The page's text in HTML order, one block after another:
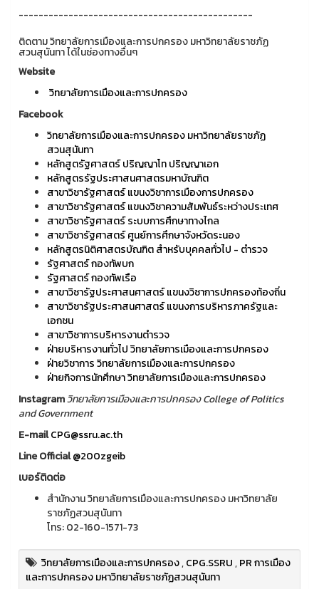
-----------------------------------------------
ติดตาม วิทยาลัยการเมืองและการปกครอง มหาวิทยาลัยราชภัฏ
สวนสุนันทา ได้ในช่องทางอื่นๆ
Website
วิทยาลัยการเมืองและการปกครอง
Facebook
วิทยาลัยการเมืองและการปกครอง มหาวิทยาลัยราชภัฏ
สวนสุนันทา
หลักสูตรัฐศาสตร์ ปริญญาโท ปริญญาเอก
หลักสูตรรัฐประศาสนศาสตรมหาบัณฑิต
สาขาวิชารัฐศาสตร์ แขนงวิชาการเมืองการปกครอง
สาขาวิชารัฐศาสตร์ แขนงวิชาความสัมพันธ์ระหว่างประเทศ
สาขาวิชารัฐศาสตร์ ระบบการศึกษาทางไกล
สาขาวิชารัฐศาสตร์ ศูนย์การศึกษาจังหวัดระนอง
หลักสูตรนิติศาสตรบัณฑิต สำหรับบุคคลทั่วไป - ตำรวจ
รัฐศาสตร์ กองทัพบก
รัฐศาสตร์ กองทัพเรือ
สาขาวิชารัฐประศาสนศาสตร์ แขนงวิชาการปกครองท้องถิ่น
สาขาวิชารัฐประศาสนศาสตร์ แขนงการบริหารภาครัฐและ
เอกชน
สาขาวิชาการบริหารงานตำรวจ
ฝ่ายบริหารงานทั่วไป วิทยาลัยการเมืองและการปกครอง
ฝ่ายวิชาการ วิทยาลัยการเมืองและการปกครอง
ฝ่ายกิจการนักศึกษา วิทยาลัยการเมืองและการปกครอง
Instagramวิทยาลัยการเมืองและการปกครอง College of Politics
and Government
E-mailCPG@ssru.ac.th
Line Official@200zgeib
เบอร์ติดต่อ
สำนักงาน วิทยาลัยการเมืองและการปกครอง มหาวิทยาลัย
ราชภัฏสวนสุนันทา
โทร: 02-160-1571-73
วิทยาลัยการเมืองและการปกครอง,CPG.SSRU,PR การเมือง
และการปกครอง มหาวิทยาลัยราชภัฏสวนสุนันทา